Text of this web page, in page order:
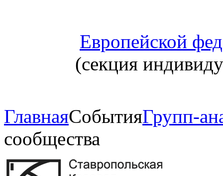
Европейской
(секция
ГлавнаяСобытияГрупп-
сообщества